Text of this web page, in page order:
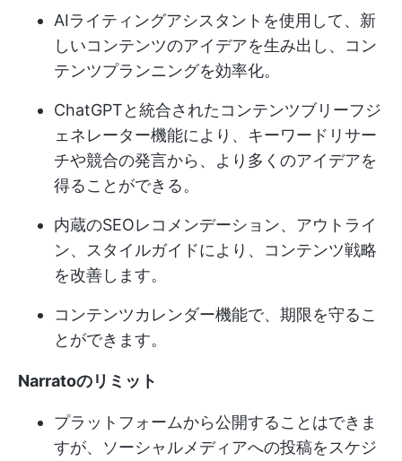
AIライティングアシスタントを使用して、新
しいコンテンツのアイデアを生み出し、コン
テンツプランニングを効率化。
ChatGPTと統合されたコンテンツブリーフジ
ェネレーター機能により、キーワードリサー
チや競合の発言から、より多くのアイデアを
得ることができる。
内蔵のSEOレコメンデーション、アウトライ
ン、スタイルガイドにより、コンテンツ戦略
を改善します。
コンテンツカレンダー機能で、期限を守るこ
とができます。
Narratoのリミット
プラットフォームから公開することはできま
すが、ソーシャルメディアへの投稿をスケジ